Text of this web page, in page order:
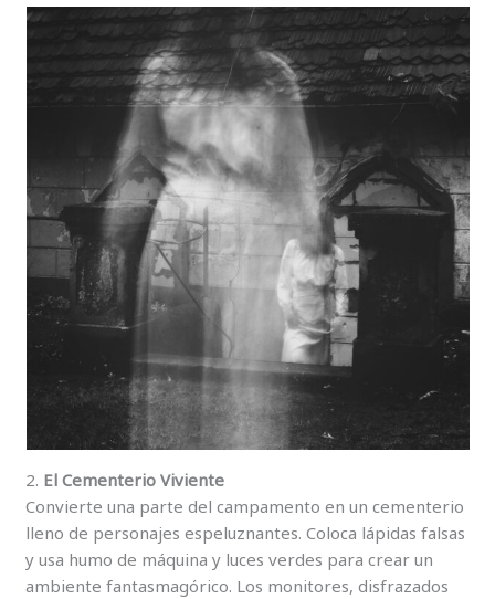
2. El Cementerio Viviente
Convierte una parte del campamento en un cementerio
lleno de personajes espeluznantes. Coloca lápidas falsas
y usa humo de máquina y luces verdes para crear un
ambiente fantasmagórico. Los monitores, disfrazados